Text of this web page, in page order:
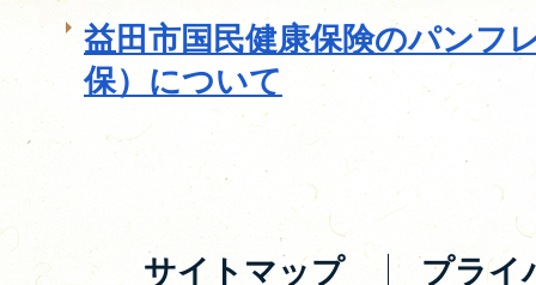
益田市国民健康保険のパンフ
保）について
サイトマップ
プライ